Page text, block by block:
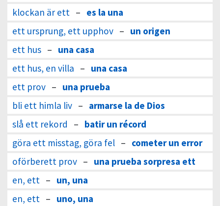
klockan är ett – es la una
ett ursprung, ett upphov – un origen
ett hus – una casa
ett hus, en villa – una casa
ett prov – una prueba
bli ett himla liv – armarse la de Dios
slå ett rekord
– batir un récord
göra ett misstag, göra fel – cometer un error
oförberett prov – una prueba sorpresa ett
en, ett – un, una
en, ett – uno, una